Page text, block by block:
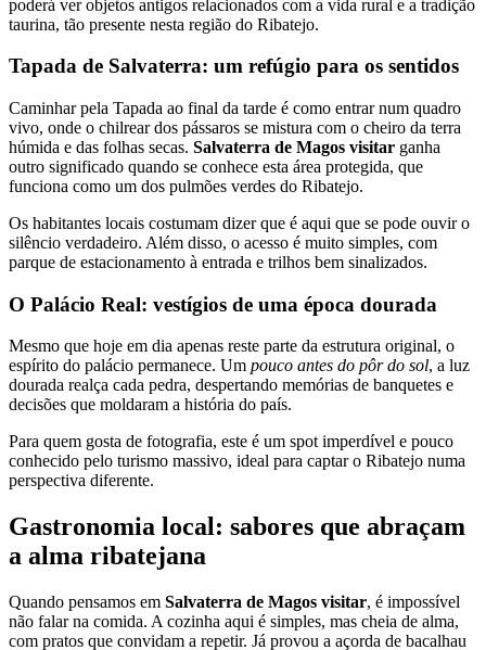
poderá ver objetos antigos relacionados com a vida rural e a tradição
taurina, tão presente nesta região do Ribatejo.
Tapada de Salvaterra: um refúgio para os sentidos
Caminhar pela Tapada ao final da tarde é como entrar num quadro
vivo, onde o chilrear dos pássaros se mistura com o cheiro da terra
húmida e das folhas secas. Salvaterra de Magos visitar ganha
outro significado quando se conhece esta área protegida, que
funciona como um dos pulmões verdes do Ribatejo.
Os habitantes locais costumam dizer que é aqui que se pode ouvir o
silêncio verdadeiro. Além disso, o acesso é muito simples, com
parque de estacionamento à entrada e trilhos bem sinalizados.
O Palácio Real: vestígios de uma época dourada
Mesmo que hoje em dia apenas reste parte da estrutura original, o
espírito do palácio permanece. Um pouco antes do pôr do sol, a luz
dourada realça cada pedra, despertando memórias de banquetes e
decisões que moldaram a história do país.
Para quem gosta de fotografia, este é um spot imperdível e pouco
conhecido pelo turismo massivo, ideal para captar o Ribatejo numa
perspectiva diferente.
Gastronomia local: sabores que abraçam
a alma ribatejana
Quando pensamos em Salvaterra de Magos visitar, é impossível
não falar na comida. A cozinha aqui é simples, mas cheia de alma,
com pratos que convidam a repetir. Já provou a açorda de bacalhau